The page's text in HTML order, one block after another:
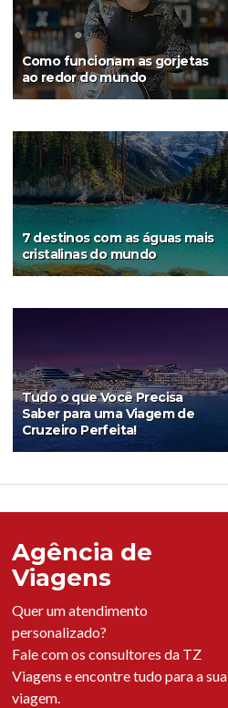
Como funcionam as gorjetas
ao redor do mundo
7 destinos com as águas mais
cristalinas do mundo
Tudo o que Você Precisa
Saber para uma Viagem de
Cruzeiro Perfeita!
Agência de
Viagens
Quer um atendimento
personalizado?
Fale com os consultores da TZ
Viagens e encontre tudo para a sua
viagem.